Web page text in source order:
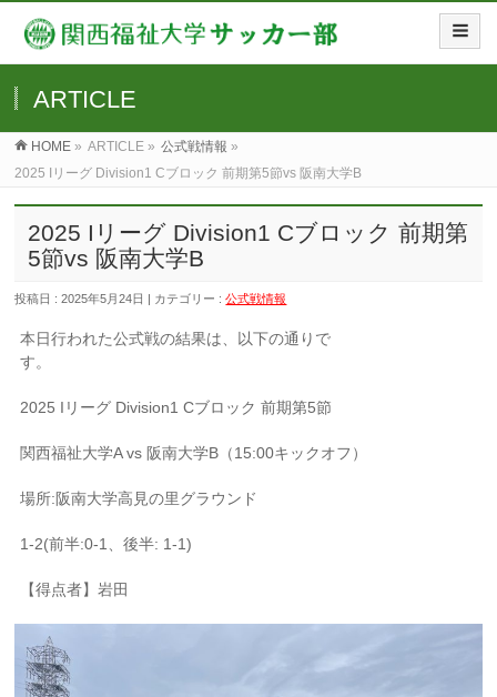
ARTICLE
HOME » ARTICLE » 公式戦情報 »
2025 Iリーグ Division1 Cブロック 前期第5節vs 阪南大学B
2025 Iリーグ Division1 Cブロック 前期第
5節vs 阪南大学B
投稿日 : 2025年5月24日 | カテゴリー :公式戦情報
本日行われた公式戦の結果は、以下の通りで
す。
2025 Iリーグ Division1 Cブロック 前期第5節
関西福祉大学A vs 阪南大学B（15:00キックオフ）
場所:阪南大学高見の里グラウンド
1-2(前半:0-1、後半: 1-1)
【得点者】岩田